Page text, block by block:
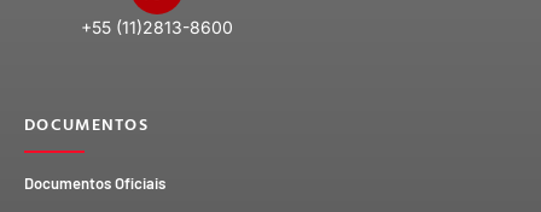
+55 (11)2813-8600
DOCUMENTOS
Documentos Oficiais